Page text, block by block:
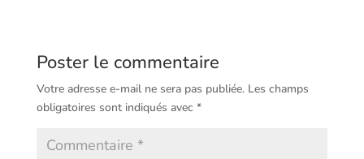
Poster le commentaire
Votre adresse e-mail ne sera pas publiée. Les champs
obligatoires sont indiqués avec *